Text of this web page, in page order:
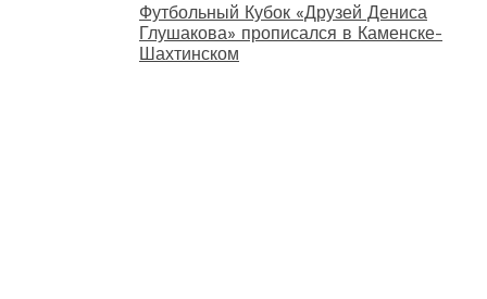
Футбольный Кубок «Друзей Дениса
Глушакова» прописался в Каменске-
Шахтинском